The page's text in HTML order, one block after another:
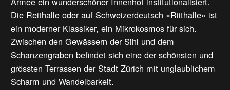
Die Reithalle oder auf Schweizerdeutsch «Riithalle» ist
ein moderner Klassiker, ein Mikrokosmos für sich.
Zwischen den Gewässern der Sihl und dem
Schanzengraben befindet sich eine der schönsten und
grössten Terrassen der Stadt Zürich mit unglaublichem
Scharm und Wandelbarkeit.